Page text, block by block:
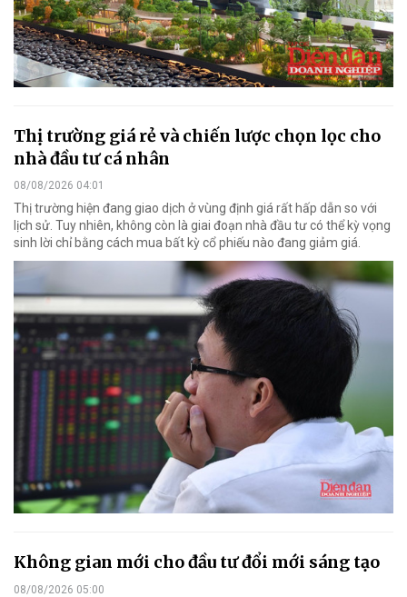
Thị trường giá rẻ và chiến lược chọn lọc cho
nhà đầu tư cá nhân
08/08/2026 04:01
Thị trường hiện đang giao dịch ở vùng định giá rất hấp dẫn so với
lịch sử. Tuy nhiên, không còn là giai đoạn nhà đầu tư có thể kỳ vọng
sinh lời chỉ bằng cách mua bất kỳ cổ phiếu nào đang giảm giá.
Không gian mới cho đầu tư đổi mới sáng tạo
08/08/2026 05:00